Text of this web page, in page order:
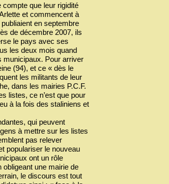
que leur rigidité
et commencent à
en septembre
de décembre 2007, ils
le pays avec ses
les deux mois quand
municipaux. Pour arriver
(94), et ce « dès le
les militants de leur
dans les mairies P.C.F.
listes, ce n’est que pour
à la fois des staliniens et
qui peuvent
à mettre sur les listes
pas relever
populariser le nouveau
ont un rôle
une mairie de
le discours est tout